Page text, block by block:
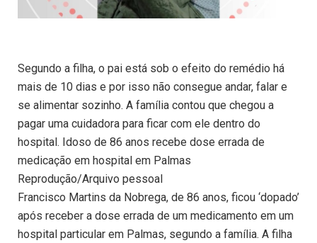
Segundo a filha, o pai está sob o efeito do remédio há
mais de 10 dias e por isso não consegue andar, falar e
se alimentar sozinho. A família contou que chegou a
pagar uma cuidadora para ficar com ele dentro do
hospital. Idoso de 86 anos recebe dose errada de
medicação em hospital em Palmas
Reprodução/Arquivo pessoal
Francisco Martins da Nobrega, de 86 anos, ficou ‘dopado’
após receber a dose errada de um medicamento em um
hospital particular em Palmas, segundo a família. A filha